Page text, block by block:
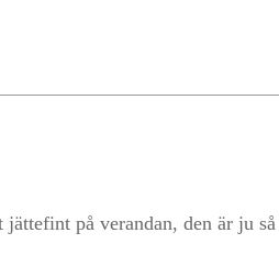
på verandan, den är ju så